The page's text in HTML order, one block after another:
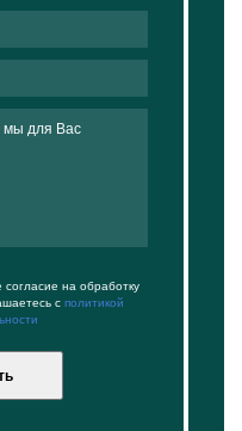
на обработку
с политикой